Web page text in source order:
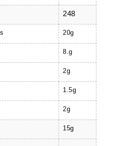
248
20g
8.g
2g
1.5g
2g
15g